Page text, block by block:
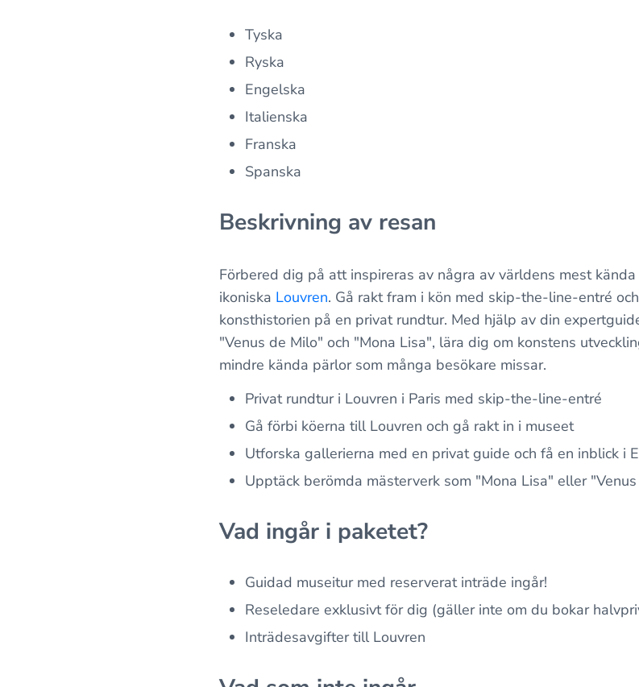
Tyska
Ryska
Engelska
Italienska
Franska
Spanska
Beskrivning av resan
Förbered dig på att inspireras av några av världens mest
ikoniska Louvren. Gå rakt fram i kön med skip-the-line-entré
konsthistorien på en privat rundtur. Med hjälp av din
"Venus de Milo" och "Mona Lisa", lära dig om konstens
mindre kända pärlor som många besökare missar.
Privat rundtur i Louvren i Paris med skip-the-line-entré
Gå förbi köerna till Louvren och gå rakt in i museet
Utforska gallerierna med en privat guide och få en inblick i
Upptäck berömda mästerverk som "Mona Lisa" eller
Vad ingår i paketet?
Guidad museitur med reserverat inträde ingår!
Reseledare exklusivt för dig (gäller inte om du bokar
Inträdesavgifter till Louvren